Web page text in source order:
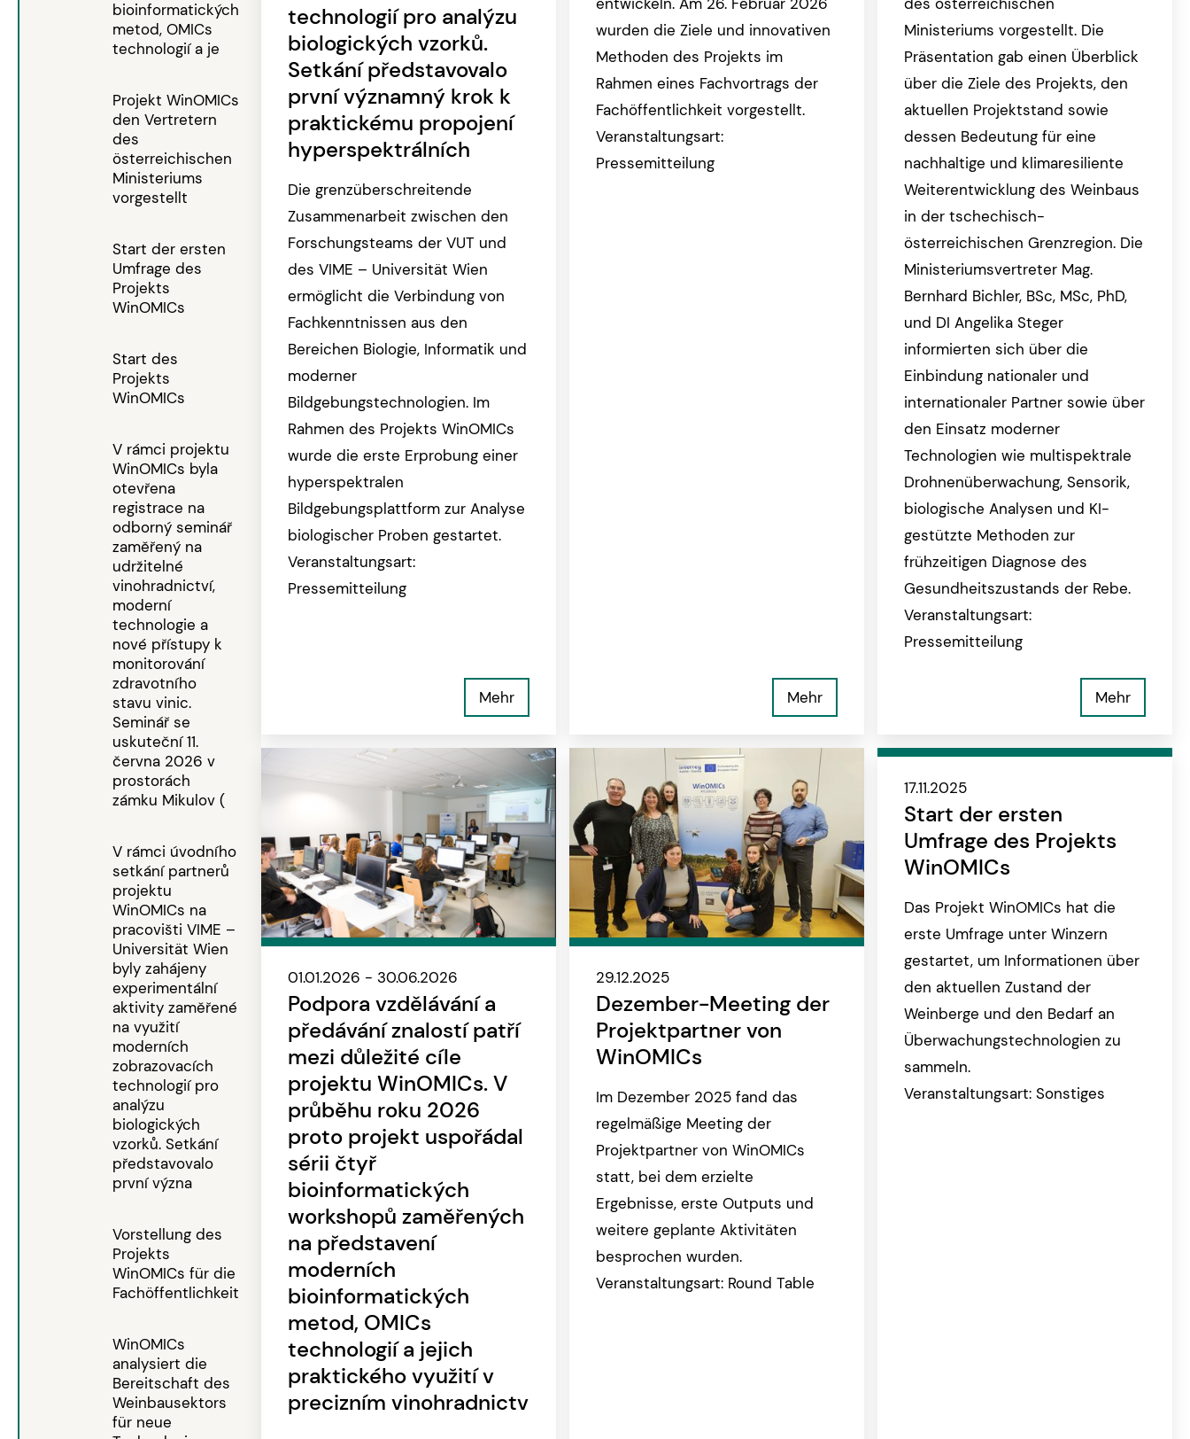
bioinformatických
metod, OMICs
technologií a je
Projekt WinOMICs
den Vertretern
des
österreichischen
Ministeriums
vorgestellt
Start der ersten
Umfrage des
Projekts
WinOMICs
Start des
Projekts
WinOMICs
V rámci projektu
WinOMICs byla
otevřena
registrace na
odborný seminář
zaměřený na
udržitelné
vinohradnictví,
moderní
technologie a
nové přístupy k
monitorování
zdravotního
stavu vinic.
Seminář se
uskuteční 11.
června 2026 v
prostorách
zámku Mikulov (
V rámci úvodního
setkání partnerů
projektu
WinOMICs na
pracovišti VIME –
Universität Wien
byly zahájeny
experimentální
aktivity zaměřené
na využití
moderních
zobrazovacích
technologií pro
analýzu
biologických
vzorků. Setkání
představovalo
první význa
Vorstellung des
Projekts
WinOMICs für die
Fachöffentlichkeit
WinOMICs
analysiert die
Bereitschaft des
Weinbausektors
für neue
technologií pro analýzu
biologických vzorků.
Setkání představovalo
první významný krok k
praktickému propojení
hyperspektrálních
Die grenzüberschreitende
Zusammenarbeit zwischen den
Forschungsteams der VUT und
des VIME – Universität Wien
ermöglicht die Verbindung von
Fachkenntnissen aus den
Bereichen Biologie, Informatik und
moderner
Bildgebungstechnologien. Im
Rahmen des Projekts WinOMICs
wurde die erste Erprobung einer
hyperspektralen
Bildgebungsplattform zur Analyse
biologischer Proben gestartet.
Veranstaltungsart:
Pressemitteilung
Mehr
wurden die Ziele und innovativen
Methoden des Projekts im
Rahmen eines Fachvortrags der
Fachöffentlichkeit vorgestellt.
Veranstaltungsart:
Pressemitteilung
Mehr
Ministeriums vorgestellt. Die
Präsentation gab einen Überblick
über die Ziele des Projekts, den
aktuellen Projektstand sowie
dessen Bedeutung für eine
nachhaltige und klimaresiliente
Weiterentwicklung des Weinbaus
in der tschechisch-
österreichischen Grenzregion. Die
Ministeriumsvertreter Mag.
Bernhard Bichler, BSc, MSc, PhD,
und DI Angelika Steger
informierten sich über die
Einbindung nationaler und
internationaler Partner sowie über
den Einsatz moderner
Technologien wie multispektrale
Drohnenüberwachung, Sensorik,
biologische Analysen und KI-
gestützte Methoden zur
frühzeitigen Diagnose des
Gesundheitszustands der Rebe.
Veranstaltungsart:
Pressemitteilung
Mehr
01.01.2026 - 30.06.2026
Podpora vzdělávání a
předávání znalostí patří
mezi důležité cíle
projektu WinOMICs. V
průběhu roku 2026
proto projekt uspořádal
sérii čtyř
bioinformatických
workshopů zaměřených
na představení
moderních
bioinformatických
metod, OMICs
technologií a jejich
praktického využití v
precizním vinohradnictv
29.12.2025
Dezember-Meeting der
Projektpartner von
WinOMICs
Im Dezember 2025 fand das
regelmäßige Meeting der
Projektpartner von WinOMICs
statt, bei dem erzielte
Ergebnisse, erste Outputs und
weitere geplante Aktivitäten
besprochen wurden.
Veranstaltungsart: Round Table
17.11.2025
Start der ersten
Umfrage des Projekts
WinOMICs
Das Projekt WinOMICs hat die
erste Umfrage unter Winzern
gestartet, um Informationen über
den aktuellen Zustand der
Weinberge und den Bedarf an
Überwachungstechnologien zu
sammeln.
Veranstaltungsart: Sonstiges